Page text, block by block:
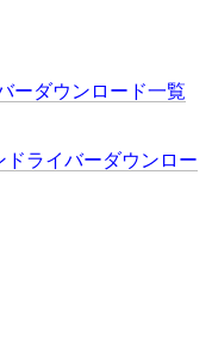
ーダウンロード一覧
ライバーダウンロー